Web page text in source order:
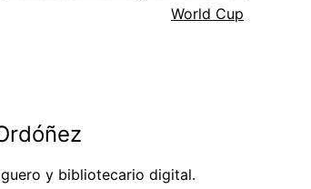
World Cup
y bibliotecario digital.